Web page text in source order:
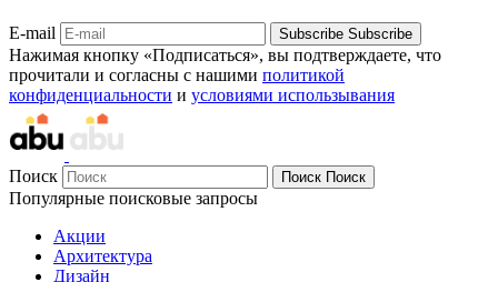
E-mail Subscribe Subscribe
Нажимая кнопку «Подписаться», вы подтверждаете, что
прочитали и согласны с нашими политикой
конфиденциальности и условиями использывания
Поиск Поиск Поиск
Популярные поисковые запросы
Акции
Архитектура
Дизайн